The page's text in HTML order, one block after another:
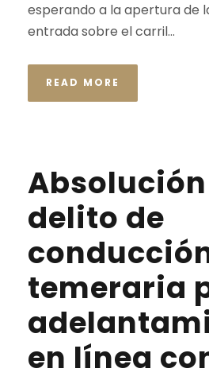
esperando a la apertura de
entrada sobre el carril...
READ MORE
delito de
temeraria
en línea